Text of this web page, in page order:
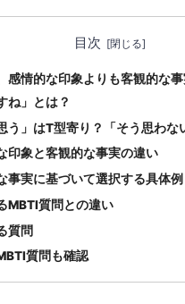
目次
感情的な印象よりも客観的な
ね」とは？
う」はT型寄り？「そう思わな
印象と客観的な事実の違い
事実に基づいて選択する具体例
MBTI質問との違い
質問
質問も確認